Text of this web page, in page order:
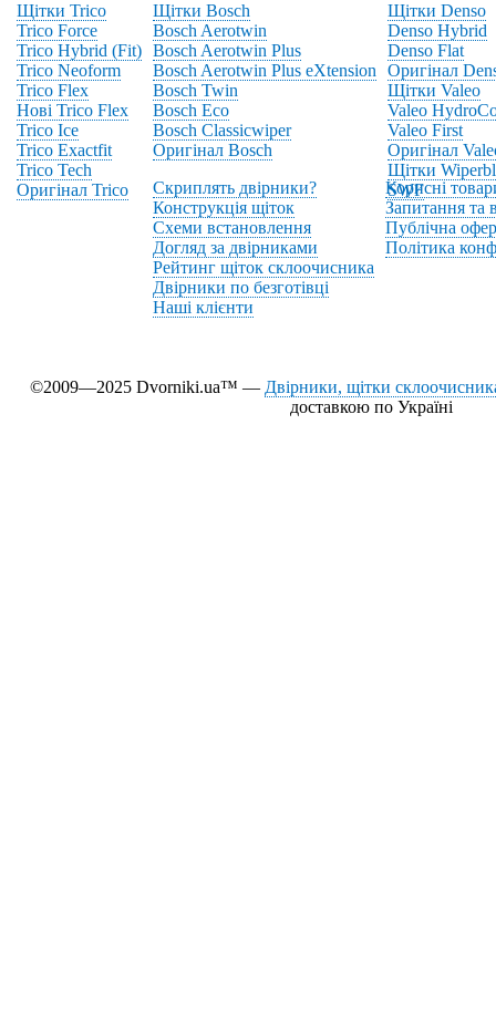
Щітки Trico
Trico Force
Trico Hybrid (Fit)
Trico Neoform
Trico Flex
Нові Trico Flex
Trico Ice
Trico Exactfit
Trico Tech
Оригінал Trico
Щітки Bosch
Bosch Aerotwin
Bosch Aerotwin Plus
Bosch Aerotwin Plus eXtension
Bosch Twin
Bosch Eco
Bosch Classicwiper
Оригінал Bosch
Щітки Denso
Denso Hybrid
Denso Flat
Оригінал
Щітки Valeo
Valeo
Valeo First
Оригінал
Щітки
SWF
Скриплять двірники?
Конструкція щіток
Схеми встановлення
Догляд за двірниками
Рейтинг щіток склоочисника
Двірники по безготівці
Наші клієнти
Корисні
Запитання та
Публічна
Політика
©2009—2025 Dvorniki.ua™ — Двірники, щітки
доставкою по Україні